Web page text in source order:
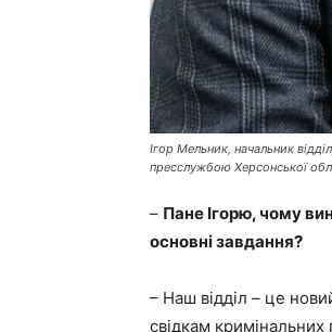
Ігор Мельник, начальник
пресслужбою Херсонської
– Пане Ігорю, чому
основні завдання?
– Наш відділ – це
свідкам